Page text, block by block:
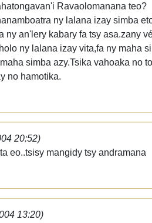
Ravaolomanana teo?
ny lalana izay simba
ny an'lery kabary fa tsy asa.zany
ny lalana izay vita,fa ny maha
simba azy.Tsika vahoaka no
no hamotika.
20:52)
eo..tsisy mangidy tsy andramana
13:20)